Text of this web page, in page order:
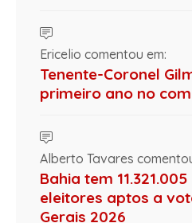
Ericelio comentou em:
Tenente-Coronel
primeiro ano no
Alberto Tavares
Bahia tem
eleitores aptos a
Gerais 2026